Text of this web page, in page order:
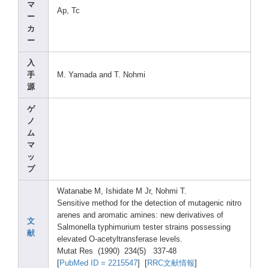
マ
ー
カ
ー
Ap, Tc
入
手
源
M. Yamada and T. Nohmi
ゲ
ノ
ム
マ
ッ
プ
文
献
Watanabe M, Ishidate M Jr, Nohmi T.
Sensitive method for the detection of mutagenic nitro
arenes and aromatic amines: new derivatives of
Salmonellatyphimurium tester strains possessing
elevated O-acetyltransferase level s.
Mutat Res (1990) 234(5) 337-48
PubMed ID = 2215547 RRC文献情報